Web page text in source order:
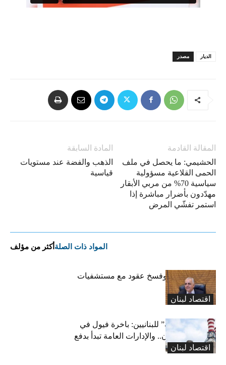
مصدر الديار
المادة السابقة
الذهب والفضة عند مستويات
قياسية
المقالة القادمة
الحشيمي: ما يحصل في ملف
الحمى القلاعية مسؤولية
سياسية 70% من مربي الأبقار
مهدّدون بأضرار مباشرة إذا
استمر تفشّي المرض
المواد ذات الصلة أكثر من مؤلف
اقتصاد لبنان
كركي: إنذارات وفسخ عقود مع مستشفيات
مخالفة
اقتصاد لبنان
بشرى “كهربائية” للبنانيين: باخرة فيول في
طريقها إلى لبنان.. والإدارات العامة تبدأ بدفع
متوجباتها